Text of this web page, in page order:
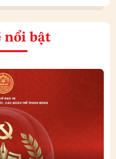
nổi bật